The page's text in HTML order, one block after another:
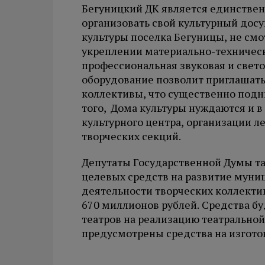
Бегуницкий ДК является
организовать свой культурный
культуры поселка Бегуницы, не
укреплении материально-
профессиональная звуковая и
оборудование позволит
коллективы, что существенно
того, Дома культуры нуждаются и в
культурного центра, организации
творческих секций.
Депутаты Государственной Думы
целевых средств на развитие
деятельности творческих
670 миллионов рублей. Средства
театров на реализацию
предусмотрены средства на